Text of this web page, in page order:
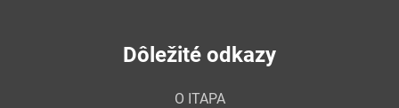
Dôležité odkazy
O ITAPA